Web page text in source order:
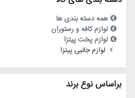
همه دسته بندی ها
لوازم کافه و رستوران
لوازم پخت پیتزا
لوازم جانبی پیتزا
براساس نوع برند